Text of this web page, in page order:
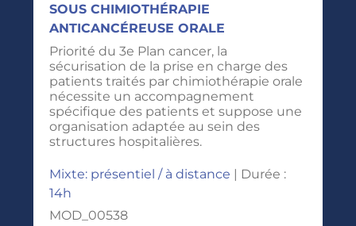
SOUS CHIMIOTHÉRAPIE
ANTICANCÉREUSE ORALE
Priorité du 3e Plan cancer, la
sécurisation de la prise en charge des
patients traités par chimiothérapie orale
nécessite un accompagnement
spécifique des patients et suppose une
organisation adaptée au sein des
structures hospitalières.
Mixte: présentiel / à distance | Durée :
14h
MOD_00538